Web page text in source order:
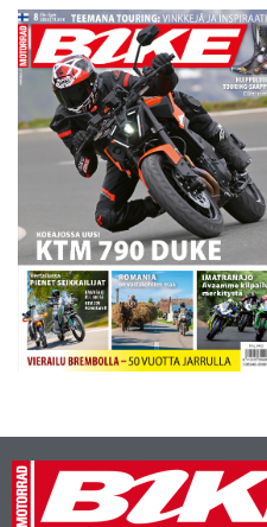
tekniseen reittiin aiheutti sen,
että mies työnsi pyörää ja
kaatuili…